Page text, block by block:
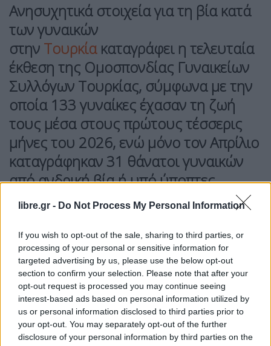
libre.gr - Do Not Process My Personal Information
If you wish to opt-out of the sale, sharing to third parties, or
processing of your personal or sensitive information for
targeted advertising by us, please use the below opt-out
section to confirm your selection. Please note that after your
opt-out request is processed you may continue seeing
interest-based ads based on personal information utilized by
us or personal information disclosed to third parties prior to
your opt-out. You may separately opt-out of the further
disclosure of your personal information by third parties on the
Ανησυχητικά στοιχεία για τη βία κατά
των γυναικών
στην Τουρκία καταγράφει η τελευταία
έκθεση της Ομοσπονδίας Γυναικείων
Συλλόγων Τουρκίας, σύμφωνα με την
οποία 133 γυναίκες έχασαν τη ζωή
τους μέσα στους πρώτους τέσσερις
μήνες του 2026, ενώ μόνο τον Απρίλιο
καταγράφηκαν 31 θάνατοι γυναικών
από ανδρική βία ή υπό ύποπτες
συνθήκες.
πλειονότητα των γυναικών δολοφονήθηκε από
άνδρες του στενού οικογενειακού ή συντροφικού
περιβάλλοντος.
Όσον αφορά τηνοικογενειακή κατάσταση των
θυμάτων, 10 γυναίκες ήταν παντρεμένες, 8
ανύπαντρες και 3 διαζευγμένες, ενώ για 10